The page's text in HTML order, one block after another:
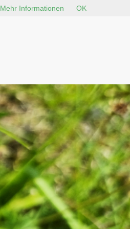
Mehr Informationen OK